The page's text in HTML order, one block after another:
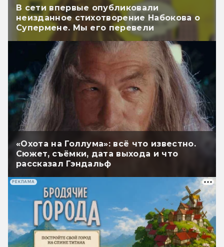
В сети впервые опубликовали
неизданное стихотворение Набокова о
Супермене. Мы его перевели
«Охота на Голлума»: всё что известно.
Сюжет, съёмки, дата выхода и что
рассказал Гэндальф
РЕКЛАМА